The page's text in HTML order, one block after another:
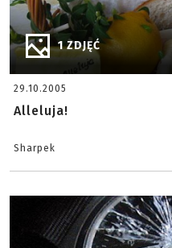
1 ZDJĘĆ
29.10.2005
Alleluja!
Sharpek